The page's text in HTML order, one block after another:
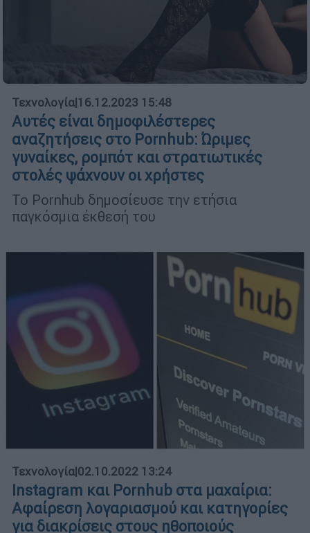
Τεχνολογία|16.12.2023 15:48
Αυτές είναι δημοφιλέστερες
αναζητήσεις στο Pornhub: Ώριμες
γυναίκες, ρομπότ και στρατιωτικές
στολές ψάχνουν οι χρήστες
Το Pornhub δημοσίευσε την ετήσια
παγκόσμια έκθεσή του
Τεχνολογία|02.10.2022 13:24
Instagram και Pornhub στα μαχαίρια:
Αφαίρεση λογαριασμού και κατηγορίες
για διακρίσεις στους ηθοποιούς